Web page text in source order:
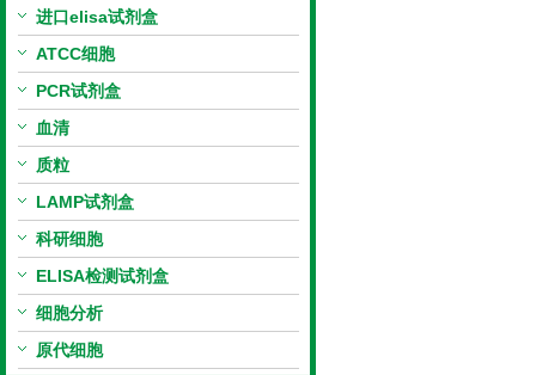
进口elisa试剂盒
ATCC细胞
PCR试剂盒
血清
质粒
LAMP试剂盒
科研细胞
ELISA检测试剂盒
细胞分析
原代细胞